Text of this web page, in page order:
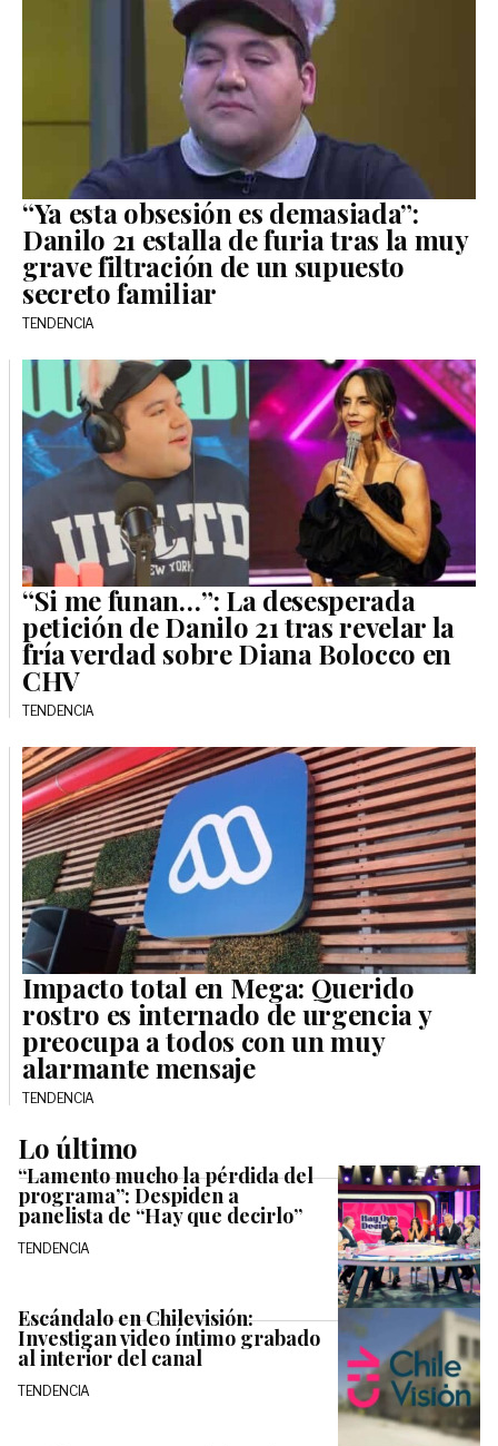
“Ya esta obsesión es demasiada”:
Danilo 21 estalla de furia tras la muy
grave filtración de un supuesto
secreto familiar
TENDENCIA
“Si me funan…”: La desesperada
petición de Danilo 21 tras revelar la
fría verdad sobre Diana Bolocco en
CHV
TENDENCIA
Impacto total en Mega: Querido
rostro es internado de urgencia y
preocupa a todos con un muy
alarmante mensaje
TENDENCIA
Lo último
“Lamento mucho la pérdida del
programa”: Despiden a
panelista de “Hay que decirlo”
TENDENCIA
Escándalo en Chilevisión:
Investigan video íntimo grabado
al interior del canal
TENDENCIA